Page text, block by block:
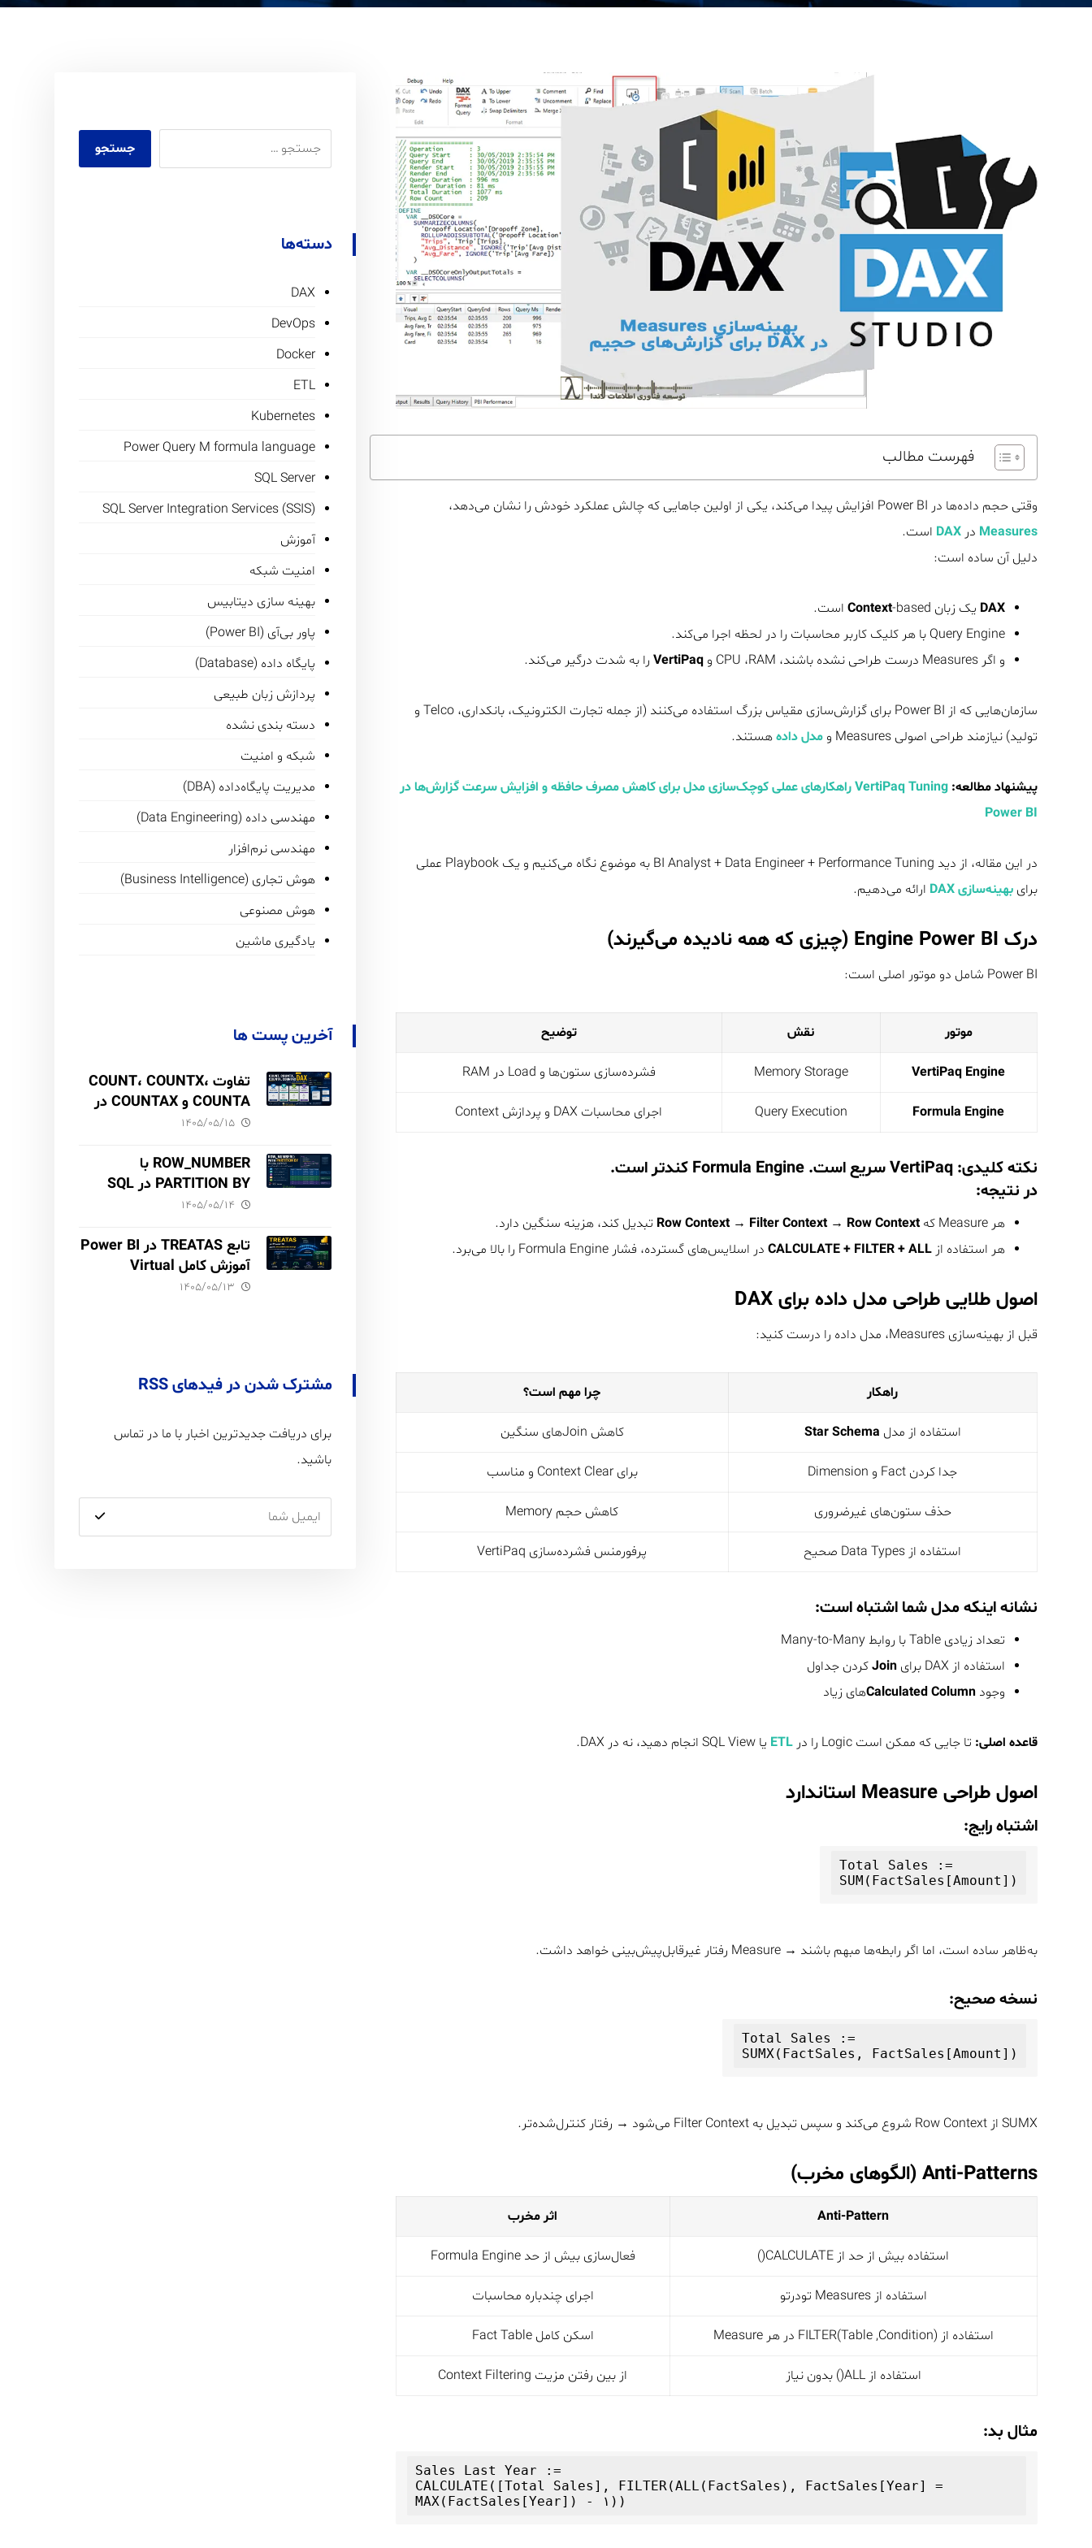
فهرست مطالب
وقتی حجم داده‌ها در Power BI افزایش پیدا می‌کند، یکی از اولین جاهایی که چالش عملکرد خودش را نشان می‌دهد،
Measures درDAX است.
دلیل آن ساده است:
DAX یک زبان Context-based است.
Query Engine با هر کلیک کاربر محاسبات را در لحظه اجرا می‌کند.
و اگر Measures درست طراحی نشده باشند، CPU ،RAM و
VertiPaq را به شدت درگیر می‌کند.
سازمان‌هایی که از Power BI برای گزارش‌سازی مقیاس بزرگ استفاده می‌کنند (از جمله تجارت الکترونیک، بانکداری، Telco و
تولید) نیازمند طراحی اصولی Measures و
مدل دادههستند.
پیشنهاد مطالعه:
VertiPaq Tuning راهکارهای عملی کوچک‌سازی مدل برای کاهش مصرف حافظه و افزایش سرعت گزارش‌ها در
Power BI
در این مقاله، از دید BI Analyst + Data Engineer + Performance Tuning به موضوع نگاه می‌کنیم و یک Playbook عملی
برایبهینه‌سازی DAX ارائه می‌دهیم.
درک Engine Power BI (چیزی که همه نادیده می‌گیرند)
Power BI شامل دو موتور اصلی است:
موتور نقش توضیح
VertiPaq Engine
Memory Storage فشرده‌سازی ستون‌ها و Load در RAM
Formula Engine
Query Execution اجرای محاسبات DAX و پردازش Context
نکته کلیدی:VertiPaq سریع است. Formula Engine کندتر است.
در نتیجه:
هر Measure که Row Context → Filter Context → Row Context تبدیل کند، هزینه سنگین دارد.
هر استفاده از
CALCULATE+ FILTER + ALL در اسلایس‌های گسترده، فشار Formula Engine را بالا می‌برد.
اصول طلایی طراحی مدل داده برای DAX
قبل از بهینه‌سازی Measures، مدل داده را درست کنید:
راهکار چرا مهم است؟
استفاده از مدل Star Schema کاهش Joinهای سنگین
جدا کردن Fact و Dimension برای Context Clear و مناسب
حذف ستون‌های غیرضروری کاهش حجم Memory
استفاده از Data Types صحیح پرفورمنس فشرده‌سازی VertiPaq
نشانه اینکه مدل شما اشتباه است:
تعداد زیادی Table با روابط Many-to-Many
استفاده از DAX برای
Joinکردن جداول
وجودCalculated Columnهای زیاد
قاعده اصلی: تا جایی که ممکن است Logic را در ETL یا SQL View انجام دهید، نه در DAX.
اصول طراحی Measure استاندارد
اشتباه رایج:
Total Sales :=
به‌ظاهر ساده است، اما اگر رابطه‌ها مبهم باشند → Measure رفتار غیرقابل‌پیش‌بینی خواهد داشت.
نسخه صحیح:
Total Sales :=
SUMX از Row Context شروع می‌کند و سپس تبدیل به Filter Context می‌شود → رفتار کنترل‌شده‌تر.
Anti-Patterns (الگوهای مخرب)
Anti-Pattern اثر مخرب
استفاده بیش از حد از CALCULATE() فعال‌سازی بیش از حد Formula Engine
استفاده از Measures تودرتو اجرای چندباره محاسبات
استفاده از FILTER(Table ,Condition) در هر Measure اسکن کامل Fact Table
استفاده از ALL() بدون نیاز از بین رفتن مزیت Context Filtering
مثال بد:
Sales Last Year :=
CALCULATE([Total Sales], FILTER(ALL(FactSales), FactSales[Year] =
دسته‌ها
DAX
DevOps
Docker
ETL
Kubernetes
Power Query M formula language
SQL Server
SQL Server Integration Services (SSIS)
آموزش
امنیت شبکه
بهینه سازی دیتابیس
پاور بی‌آی (Power BI)
پایگاه داده (Database)
پردازش زبان طبیعی
دسته بندی نشده
شبکه و امنیت
مدیریت پایگاه‌داده (DBA)
مهندسی داده (Data Engineering)
مهندسی نرم‌افزار
هوش تجاری (Business Intelligence)
هوش مصنوعی
یادگیری ماشین
آخرین پست ها
تفاوت COUNT، COUNTX،
COUNTA و COUNTAX در
DAX۱۴۰۵/۰۵/۱۵
ROW_NUMBER با
PARTITION BY در SQL
Server آموزش کامل با مثال۱۴۰۵/۰۵/۱۴
تابع TREATAS در Power BI
آموزش کامل Virtual
Relationship،
۱۴۰۵/۰۵/۱۳
مشترک شدن در فیدهای RSS
برای دریافت جدیدترین اخبار با ما در تماس
باشید.